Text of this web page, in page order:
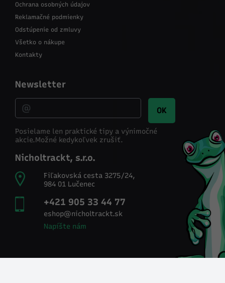
Ochrana osobných údajov
Reklamačné podmienky
Odstúpenie od zmluvy
Všetko o nákupe
Kontakty
Newsletter
OK
Posielame len praktické tipy a výnimočné
akcie.Možné kedykoľvek zrušiť.
Nicholtrackt, s.r.o.
Fiľakovská cesta 3275/24,
984 01 Lučenec
+421 905 33 44 77
eshop@nicholtrackt.sk
Napíšte nám